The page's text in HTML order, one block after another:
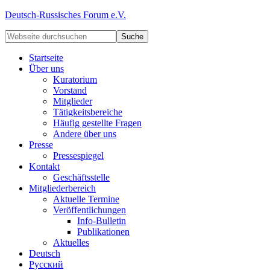
Deutsch-Russisches Forum e.V.
Startseite
Über uns
Kuratorium
Vorstand
Mitglieder
Tätigkeitsbereiche
Häufig gestellte Fragen
Andere über uns
Presse
Pressespiegel
Kontakt
Geschäftsstelle
Mitgliederbereich
Aktuelle Termine
Veröffentlichungen
Info-Bulletin
Publikationen
Aktuelles
Deutsch
Русский